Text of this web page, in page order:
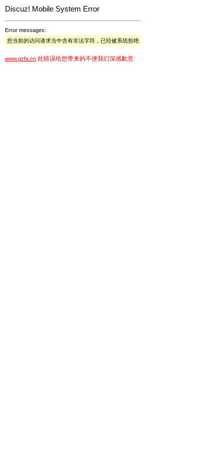
Discuz! Mobile System Error
Error messages:
您当前的访问请求当中含有非法字符，已经被系统拒绝
www.gzfa.cn 此错误给您带来的不便我们深感歉意